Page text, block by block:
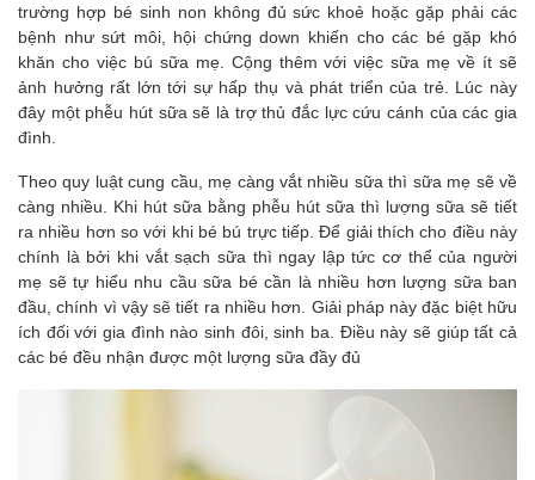
trường hợp bé sinh non không đủ sức khoẻ hoặc gặp phải các
bệnh như sứt môi, hội chứng down khiến cho các bé gặp khó
khăn cho việc bú sữa mẹ. Cộng thêm với việc sữa mẹ về ít sẽ
ảnh hưởng rất lớn tới sự hấp thụ và phát triển của trẻ. Lúc này
đây một phễu hút sữa sẽ là trợ thủ đắc lực cứu cánh của các gia
đình.
Theo quy luật cung cầu, mẹ càng vắt nhiều sữa thì sữa mẹ sẽ về
càng nhiều. Khi hút sữa bằng phễu hút sữa thì lượng sữa sẽ tiết
ra nhiều hơn so với khi bé bú trực tiếp. Để giải thích cho điều này
chính là bởi khi vắt sạch sữa thì ngay lập tức cơ thể của người
mẹ sẽ tự hiểu nhu cầu sữa bé cần là nhiều hơn lượng sữa ban
đầu, chính vì vậy sẽ tiết ra nhiều hơn. Giải pháp này đặc biệt hữu
ích đối với gia đình nào sinh đôi, sinh ba. Điều này sẽ giúp tất cả
các bé đều nhận được một lượng sữa đầy đủ